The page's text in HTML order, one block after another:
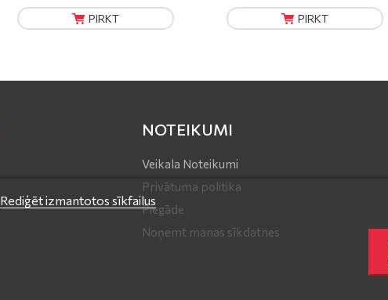
PIRKT PIRKT
NOTEIKUMI
Veikala Noteikumi
Privātuma politika
Piegāde
Noņemt manas sīkdatnes
Rediģēt izmantotos sīkfailus